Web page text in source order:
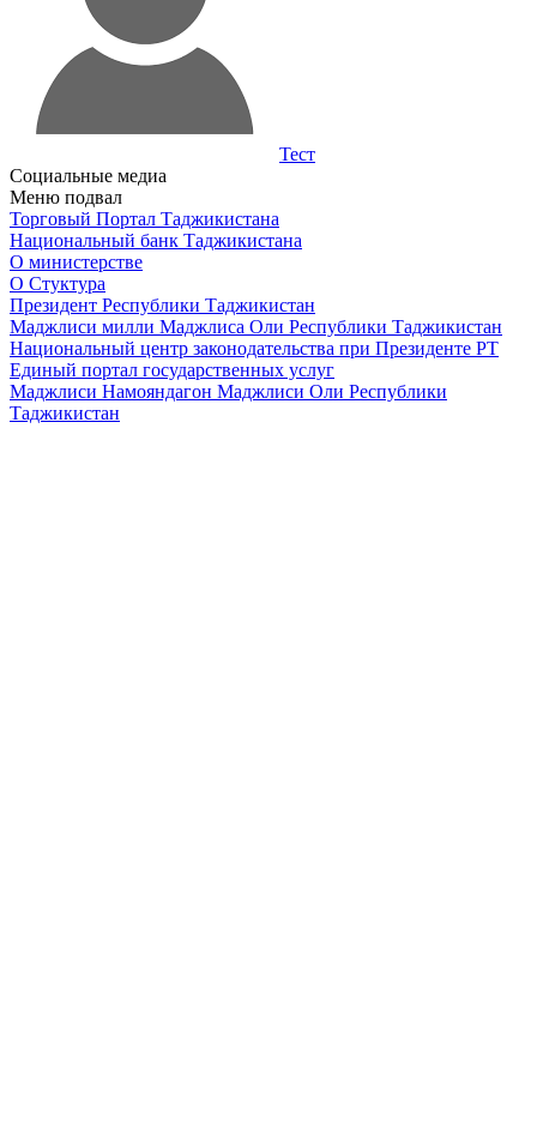
Тест
Социальные медиа
Меню подвал
Торговый Портал Таджикистана
Национальный банк Таджикистана
О министерстве
О Стуктура
Президент Республики Таджикистан
Маджлиси милли Маджлиса Оли Республики Таджикистан
Национальный центр законодательства при Президенте РТ
Единый портал государственных услуг
Маджлиси Намояндагон Маджлиси Оли Республики
Таджикистан